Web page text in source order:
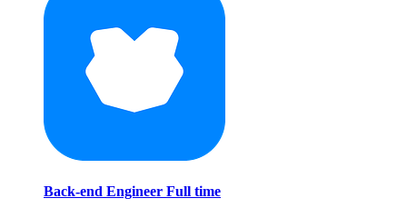
Back-end Engineer Full time